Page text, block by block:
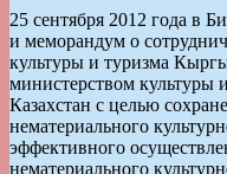
25 сентября 2012 года в
и меморандум о
культуры и туризма
министерством
Казахстан с целью
нематериального
эффективного
нематериального